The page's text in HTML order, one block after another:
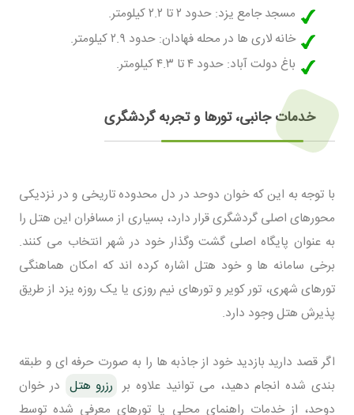
مسجد جامع یزد: حدود ۲ تا ۲.۲ کیلومتر.
خانه لاری ها در محله فهادان: حدود ۲.۹ کیلومتر.
باغ دولت آباد: حدود ۴ تا ۴.۳ کیلومتر.
خدمات جانبی، تورها و تجربه گردشگری
با توجه به این که خوان دوحد در دل محدوده تاریخی و در نزدیکی
محورهای اصلی گردشگری قرار دارد، بسیاری از مسافران این هتل را
به عنوان پایگاه اصلی گشت وگذار خود در شهر انتخاب می کنند.
برخی سامانه ها و خود هتل اشاره کرده اند که امکان هماهنگی
تورهای شهری، تور کویر و تورهای نیم روزی یا یک روزه یزد از طریق
پذیرش هتل وجود دارد.
اگر قصد دارید بازدید خود از جاذبه ها را به صورت حرفه ای و طبقه
بندی شده انجام دهید، می توانید علاوه بر رزرو هتل در خوان
دوحد، از خدمات راهنمای محلی یا تورهای معرفی شده توسط